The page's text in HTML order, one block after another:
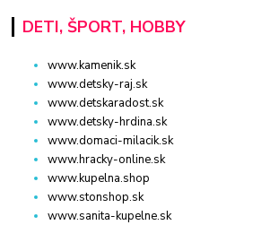
DETI, ŠPORT, HOBBY
www.kamenik.sk
www.detsky-raj.sk
www.detskaradost.sk
www.detsky-hrdina.sk
www.domaci-milacik.sk
www.hracky-online.sk
www.kupelna.shop
www.stonshop.sk
www.sanita-kupelne.sk